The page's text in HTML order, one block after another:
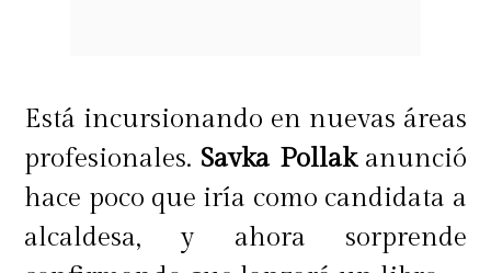
Está incursionando en nuevas áreas
profesionales. Savka Pollakanunció
hace poco que iría como candidata a
alcaldesa, y ahora sorprende